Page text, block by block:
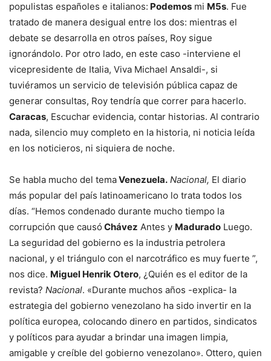
populistas españoles e italianos: Podemos mi M5s. Fue
tratado de manera desigual entre los dos: mientras el
debate se desarrolla en otros países, Roy sigue
ignorándolo. Por otro lado, en este caso -interviene el
vicepresidente de Italia, Viva Michael Ansaldi-, si
tuviéramos un servicio de televisión pública capaz de
generar consultas, Roy tendría que correr para hacerlo.
Caracas, Escuchar evidencia, contar historias. Al contrario
nada, silencio muy completo en la historia, ni noticia leída
en los noticieros, ni siquiera de noche.
Se habla mucho del temaVenezuela. Nacional, El diario
más popular del país latinoamericano lo trata todos los
días. “Hemos condenado durante mucho tiempo la
corrupción que causó Chávez Antes y Madurado Luego.
La seguridad del gobierno es la industria petrolera
nacional, y el triángulo con el narcotráfico es muy fuerte ”,
nos dice. Miguel Henrik Otero, ¿Quién es el editor de la
revista? Nacional. «Durante muchos años -explica- la
estrategia del gobierno venezolano ha sido invertir en la
política europea, colocando dinero en partidos, sindicatos
y políticos para ayudar a brindar una imagen limpia,
amigable y creíble del gobierno venezolano». Ottero, quien